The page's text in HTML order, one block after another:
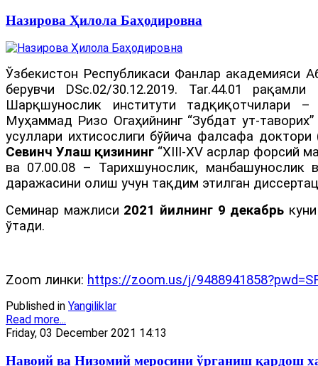
Назирова Ҳилола Баҳодировна
Ўзбекистон Республикаси Фанлар академияси
берувчи DSc.02/30.12.2019. Tar.44.01
Шарқшунослик институти тадқиқотчилари
Муҳаммад Ризо Огаҳийнинг “Зубдат ут-
усуллари ихтисослиги бўйича фалсафа
Севинч Улаш қизининг “XIII-XV асрлар форсий
ва 07.00.08 – Тарихшунослик, манбашунослик
даражасини олиш учун тақдим этилган
Семинар мажлиси 2021 йилнинг 9 декабрь
ўтади.
Zoom линки: https://zoom.us/j/
Published in Yangiliklar
Read more...
Friday, 03 December 2021 14:13
Навоий ва Низомий меросини ўрганиш қардош